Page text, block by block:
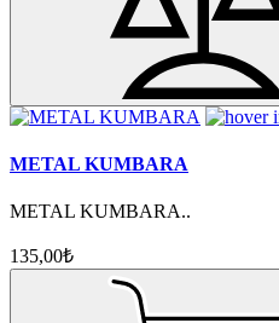
METAL KUMBARA
METAL KUMBARA..
135,00₺